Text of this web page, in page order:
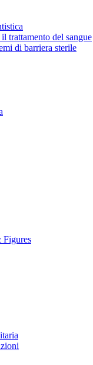
il catalogo B. Braun
Customer Care,
B. Braun. Visita
subito in contatto
trattamento del sangue
di barriera sterile
Figures